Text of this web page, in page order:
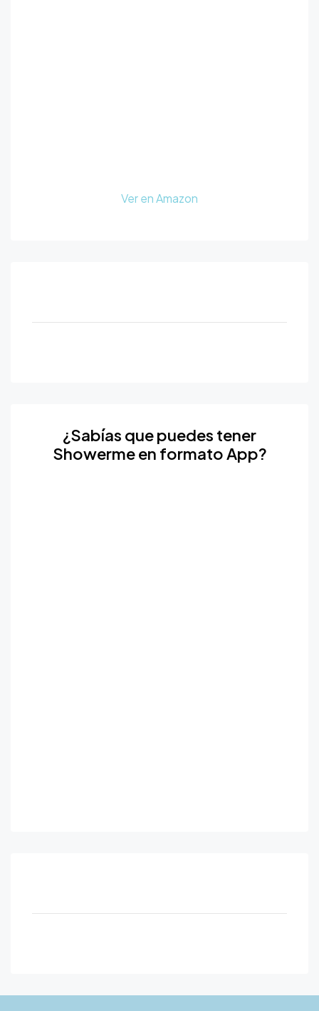
Ver en Amazon
¿Sabías que puedes tener
Showerme en formato App?